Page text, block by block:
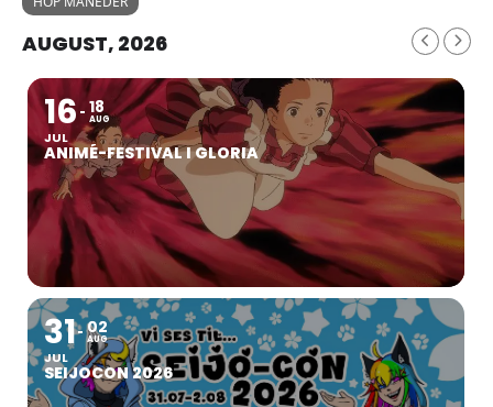
AUGUST, 2026
16
JUL
18
AUG
ANIMÉ-FESTIVAL I GLORIA
31
JUL
02
AUG
SEIJOCON 2026